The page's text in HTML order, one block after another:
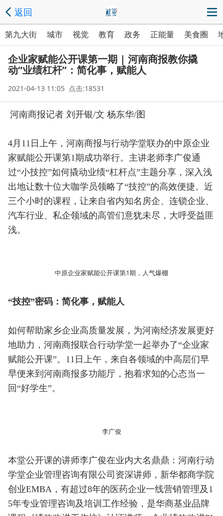
返回
第九大街 城市 视觉 教育 政务 正能量 美食圈
企业家赋能公开课第一期 | 河南商报教你撬
动“业绩杠杆”：简化事，赋能人
2021-04-13 11:05 点击:18531
河南商报记者 刘开银/文 杨东华/图
4月11日上午，河南商报与行动学堂联办的中原企业
家赋能公开课第1期成功举行。主讲老师李广俊通
过“小技控”如何撬动业绩“杠杆点”主题分享，深入浅
出地让数十位大咖学员领略了“技控”的高效便捷。近
三个小时的课程，让来自省内知名房企、连锁企业、
汽车行业、私企领域的高管们意犹未尽，大呼受益匪
浅。
中原企业家赋能公开课第1期，人气爆棚
“技控”密码：简化事，赋能人
如何帮助家乡企业高质量发展，为河南经济发展更好
地助力，河南商报联合行动学堂一起举办了“企业家
赋能公开课”。11日上午，来自各领域的中高层们早
早便来到河南商报多功能厅，抱着求知的心态当一
回“好学生”。
李广俊
本堂公开课的讲师李广俊在业内大名鼎鼎：河南行动
学堂企业管理咨询有限公司资深讲师，新华都商学院
创业EMBA，有超过8年的医药企业一线营销管理及1
5年专业管理咨询及培训工作经验，是华商基业品牌